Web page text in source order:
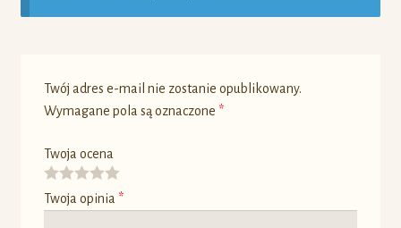
Twój adres e-mail nie zostanie opublikowany.
Wymagane pola są oznaczone *
Twoja ocena
Twoja opinia *